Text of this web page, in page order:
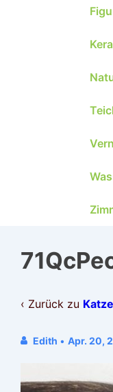
‹ Zurück zu
Edith • Apr. 20,